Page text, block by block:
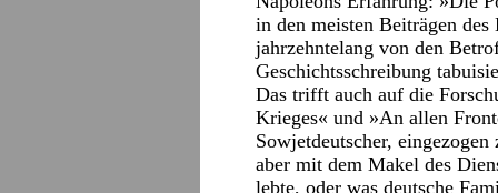
in den meisten Beiträgen des
jahrzehntelang von den
Geschichtsschreibung
Das trifft auch auf die
Krieges« und »An allen
Sowjetdeutscher,
aber mit dem Makel des
lebte, oder was deutsche